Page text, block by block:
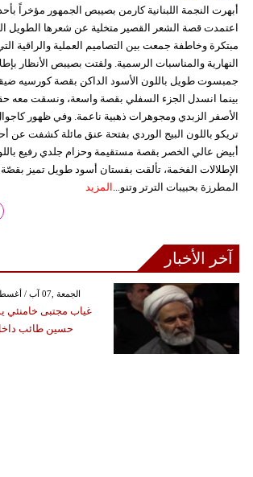
أبهرت النجمة اللبنانية كارمن بصيبص الجمهور مؤخراً
اعتمدت قصة الشعر القصير متخلية عن شعرها الطويل
مبتكرة وخاطفة جمعت بين التصاميم العملية والراقية
النهارية والمناسبات الرسمية. ولفتت بصيبص الأنظار
جمبسوت طويل باللون الأسود الداكن بقصة كورسيه
بينما انسدل الجزء السفلي بقصة واسعة، ونسقت معه
الأصفر الزبدي ومجوهرات ذهبية ناعمة. وفي ظهور
تريكو باللون البيج الوردي بفتحة عنق مائلة كشفت عن
أبيض عالي الخصر بقصة مستقيمة وحزام جلدي رفيع
الإطلالات الفخمة، تألقت بفستان أسود طويل تميز بقصّة
المطرزة بحبيبات الترتر وتنو...
المزيد
آخر الأخبار
GMT 13:59 2026 الجمعة ,07 آب / أغسطس
غياب مجتبى خامنئي
حسين طائب داخل